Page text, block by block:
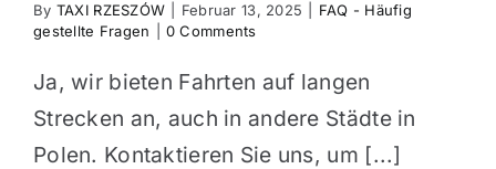
By TAXI RZESZÓW Februar 13, 2025
FAQ - Häufig
gestellte Fragen
0 Comments
Ja, wir bieten Fahrten auf langen
Strecken an, auch in andere Städte in
Polen. Kontaktieren Sie uns, um [...]